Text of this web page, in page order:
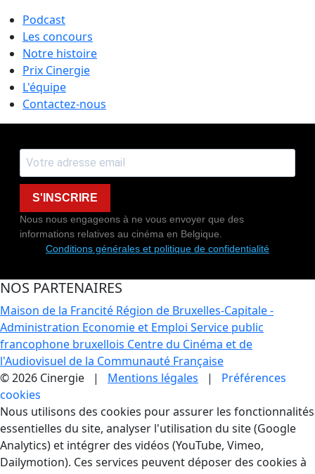
Podcast
Les concours
Notre histoire
Prix Cinergie
L'équipe
Contactez-nous
S'INSCRIRE
Nous nous engageons à ne vous envoyer que des
informations relatives au cinéma en Belgique.
Conditions générales et politique de confidentialité
NOS PARTENAIRES
Maison de la Francité Région de Bruxelles-Capitale -
Administration Economie et Emploi Service public
francophone bruxellois Centre du Cinéma et de
l'Audiovisuel de la Communauté Française
© 2026 Cinergie | Mentions légales | Préférences
cookies
Gestion des Cookies
Nous utilisons des cookies pour assurer les fonctionnalités
essentielles du site, analyser l'utilisation du site (Google
Analytics) et intégrer des vidéos (YouTube, Vimeo,
Dailymotion). Ces services peuvent déposer des cookies à